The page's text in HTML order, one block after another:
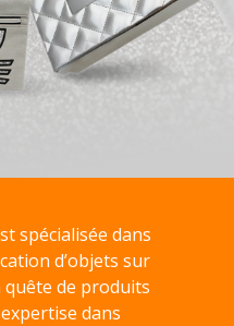
spécialisée dans
d’objets sur
de produits
dans